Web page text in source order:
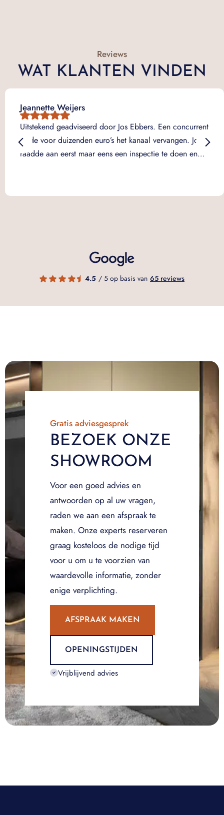
Reviews
WAT KLANTEN VINDEN
Jeannette Weijers
Uitstekend geadviseerd door Jos Ebbers. Een concurrent
wilde voor duizenden euro’s het kanaal vervangen. Jos
raadde aan eerst maar eens een inspectie te doen en…
4.5 / 5 op basis van 65 reviews
Gratis adviesgesprek
BEZOEK ONZE
SHOWROOM
Voor een goed advies en
antwoorden op al uw vragen,
raden we aan een afspraak te
maken. Onze experts reserveren
graag kosteloos de nodige tijd
voor u om u te voorzien van
waardevolle informatie, zonder
enige verplichting.
AFSPRAAK MAKEN
OPENINGSTIJDEN
Vrijblijvend advies